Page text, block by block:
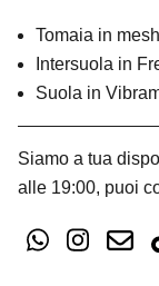
Tomaia in
Intersuola in
Suola in
Siamo a tua
alle 19:00, puoi